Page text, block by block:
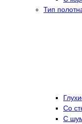
Тип
Со
C